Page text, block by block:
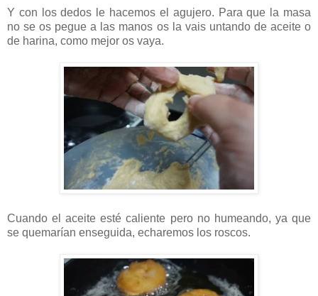
Y con los dedos le hacemos el agujero. Para que la masa
no se os pegue a las manos os la vais untando de aceite o
de harina, como mejor os vaya.
Cuando el aceite esté caliente pero no humeando, ya que
se quemarían enseguida, echaremos los roscos.